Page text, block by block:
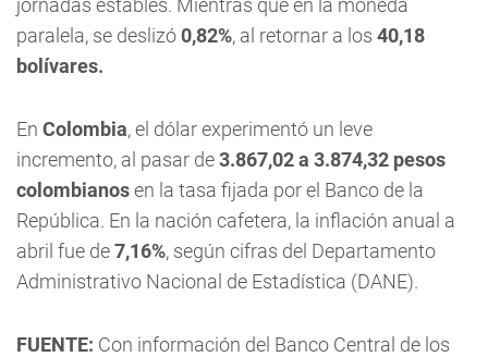
jornadas estables. Mientras que en la moneda
paralela, se deslizó0,82%, al retornar a los 40,18
bolívares.
En Colombia, el dólar experimentó un leve
incremento, al pasar de3.867,02 a 3.874,32 pesos
colombianosen la tasa fijada por el Banco de la
República. En la nación cafetera, la inflación anual a
abril fue de7,16%, según cifras del Departamento
Administrativo Nacional de Estadística (DANE).
FUENTE: Con información del Banco Central de los